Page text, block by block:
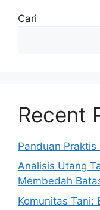
Cari
Recent
Panduan
Analisis Utang
Membedah
Komunitas Tani: